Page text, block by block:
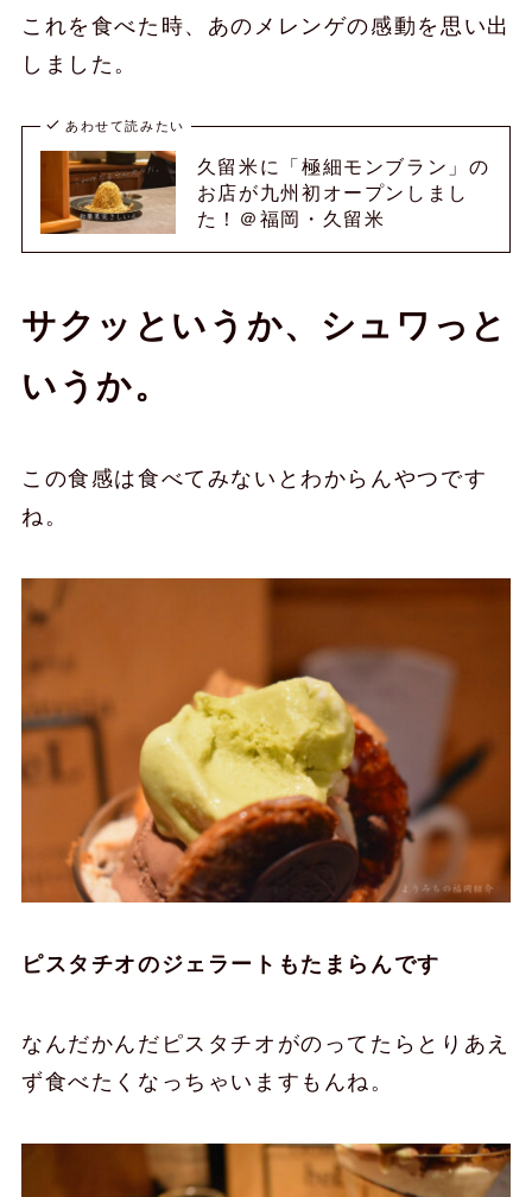
これを食べた時、あのメレンゲの感動を思い出
しました。
あわせて読みたい
久留米に「極細モンブラン」の
お店が九州初オープンしまし
た！＠福岡・久留米
サクッというか、シュワっと
いうか。
この食感は食べてみないとわからんやつです
ね。
ピスタチオのジェラートもたまらんです
なんだかんだピスタチオがのってたらとりあえ
ず食べたくなっちゃいますもんね。